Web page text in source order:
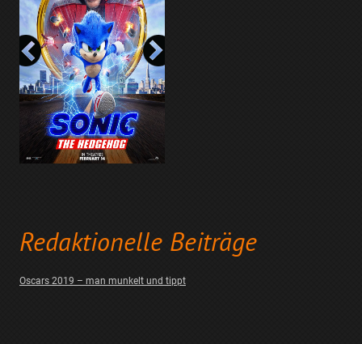
Redaktionelle Beiträge
Oscars 2019 – man munkelt und tippt